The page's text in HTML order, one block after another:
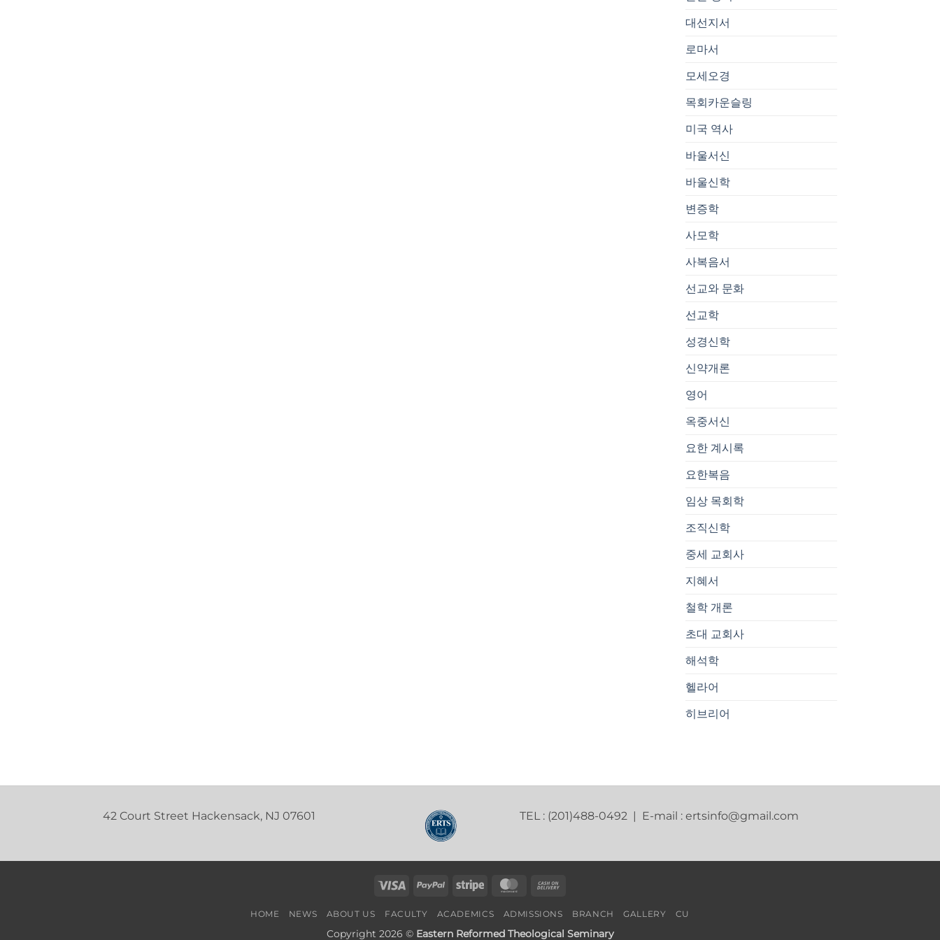
대선지서
로마서
모세오경
목회카운슬링
미국 역사
바울서신
바울신학
변증학
사모학
사복음서
선교와 문화
선교학
성경신학
신약개론
영어
옥중서신
요한 계시록
요한복음
임상 목회학
조직신학
중세 교회사
지혜서
철학 개론
초대 교회사
해석학
헬라어
히브리어
42 Court Street Hackensack, NJ 07601 TEL : (201)488-0492 | E-mail : ertsinfo@gmail.com
Visa PayPal Stripe MasterCard
Delivery
HOME NEWS ABOUT US FACULTY ACADEMICS ADMISSIONS BRANCH GALLERY CU
Copyright 2026 © Eastern Reformed Theological Seminary